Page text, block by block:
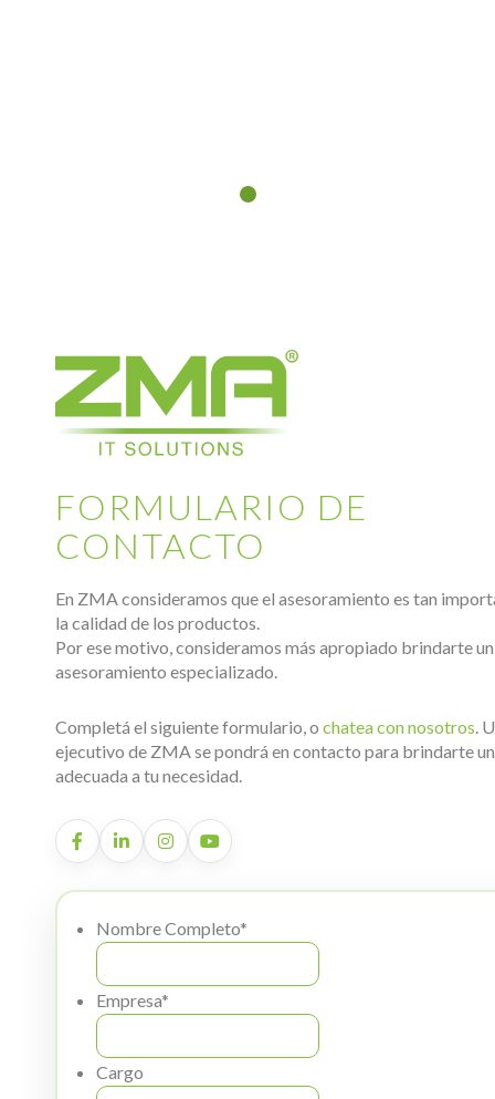
FORMULARIO DE
CONTACTO
En ZMA consideramos que el asesoramiento es tan
la calidad de los productos.
Por ese motivo, consideramos más apropiado brindarte un
asesoramiento especializado.
Completá el siguiente formulario, o chatea con nosotros.
ejecutivo de ZMA se pondrá en contacto para brindarte
adecuada a tu necesidad.
Nombre Completo*
Empresa*
Cargo